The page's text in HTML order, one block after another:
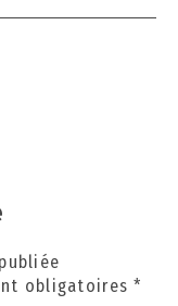
obligatoires*